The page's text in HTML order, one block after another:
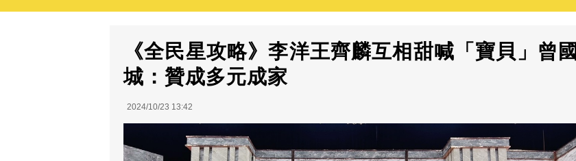
《全民星攻略》李洋王齊麟互相甜喊「寶貝」曾國
城：贊成多元成家
2024/10/23 13:42